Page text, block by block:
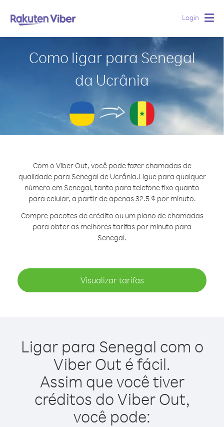
Login
Como ligar para Senegal
da Ucrânia
Com o Viber Out, você pode fazer chamadas de
qualidade para Senegal de Ucrânia.Ligue para qualquer
número em Senegal, tanto para telefone fixo quanto
para celular, a partir de apenas 32.5 ¢ por minuto.
Compre pacotes de crédito ou um plano de chamadas
para obter as melhores tarifas por minuto para
Senegal.
Visualizar tarifas
Ligar para Senegal com o
Viber Out é fácil.
Assim que você tiver
créditos do Viber Out,
você pode: